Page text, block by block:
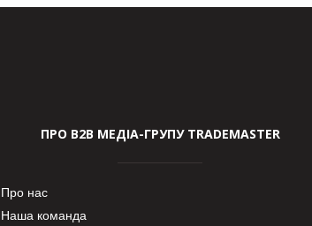
ПРО В2В МЕДІА-ГРУПУ TRADEMASTER
Про нас
Наша команда